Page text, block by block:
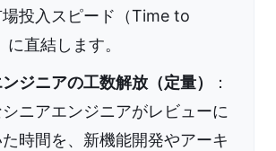
投入スピード（Time to
直結します。
ジニアの工数解放（定量）
：
ニアエンジニアがレビューに
時間を、新機能開発やアーキ